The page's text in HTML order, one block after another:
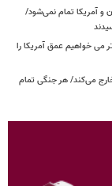
و آمریکا تمام نمی‌شود/
برد موشک هایمان به ۱۵ هزار کیلومتر می خواهیم عمق آمریکا را
می‌کند/ هر جنگی تمام